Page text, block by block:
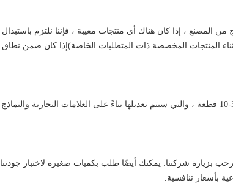
ج: نعم ، يمكننا قبول طلبات العينات ، الـ (MOQ) 10-30 قطعة ، والتي سيتم تعديلها بناءً على العلامات التجارية والنماذج
الصناعة لأكثر من 10 سنوات ، نرحب بزيارة شركتنا. يمكنك أيضًا طلب بكميات صغيرة لاختبار جودتنا
بأسعار تنافسية.